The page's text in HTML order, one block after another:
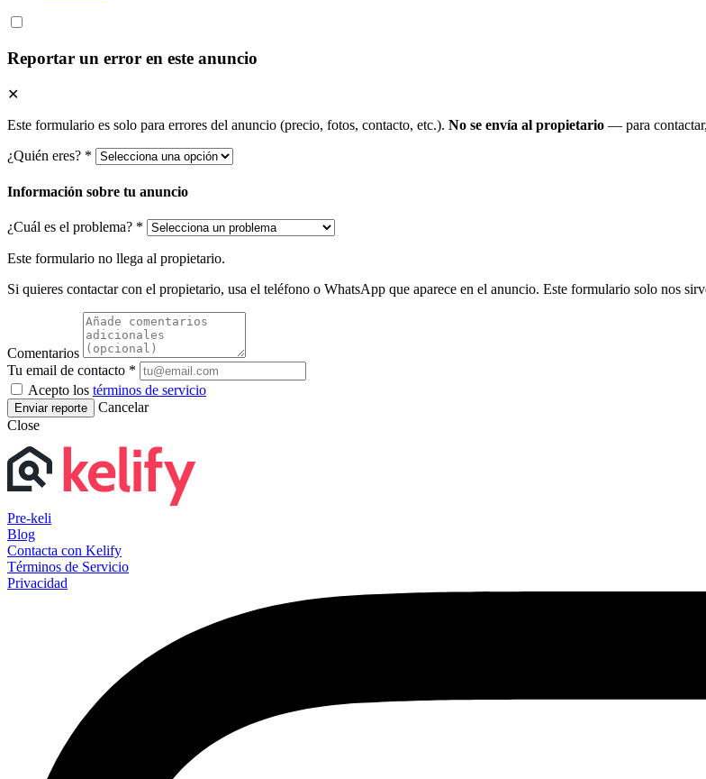
Reportar un error en este anuncio
✕
Este formulario es solo para errores del anuncio (precio, fotos, contacto, etc.). No se envía al propietario — para
¿Quién eres? *
Información sobre tu anuncio
¿Cuál es el problema? *
Este formulario no llega al propietario.
Si quieres contactar con el propietario, usa el teléfono o WhatsApp que aparece en el anuncio. Este formulario solo nos
Comentarios
Tu email de contacto *
Acepto los términos de servicio
Enviar reporte
Cancelar
Close
Pre-keli
Blog
Contacta con Kelify
Términos de Servicio
Privacidad